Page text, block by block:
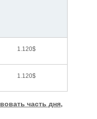
1.120$
1.120$
часть дня,